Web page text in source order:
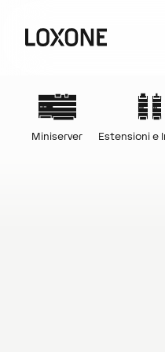
Miniserver Estensioni e